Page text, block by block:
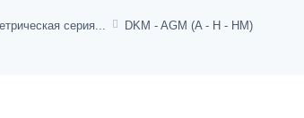
серия DKM - AGM (A - H - HM)